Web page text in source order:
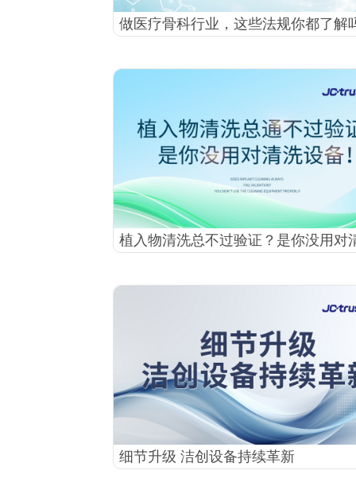
做医疗骨科行业，这些法规你都了解
植入物清洗总不过验证？是你没用对
细节升级 洁创设备持续革新